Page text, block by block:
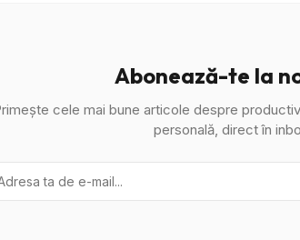
Abonează-te la
cele mai bune articole despre
personală, direct în